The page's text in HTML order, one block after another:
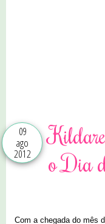
09
ago
2012
o Dia
Com a chegada do mês